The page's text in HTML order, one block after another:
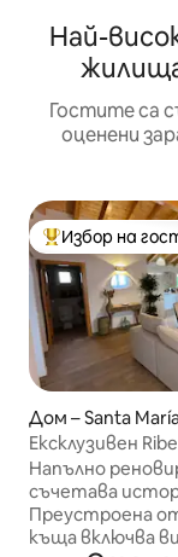
Най-
Гостите са
оценени
Най-популярен
Избор на
Дом – Santa
adillo
Ексклузивен
телевизор
Напълно
съчетава
Преустроена
къща включва